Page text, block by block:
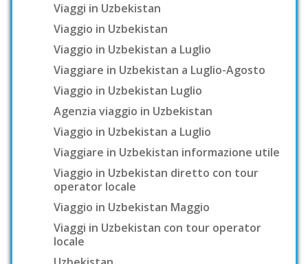
Viaggi in Uzbekistan
Viaggio in Uzbekistan
Viaggio in Uzbekistan a Luglio
Viaggiare in Uzbekistan a Luglio-Agosto
Viaggio in Uzbekistan Luglio
Agenzia viaggio in Uzbekistan
Viaggio in Uzbekistan a Luglio
Viaggiare in Uzbekistan informazione utile
Viaggio in Uzbekistan diretto con tour
operator locale
Viaggio in Uzbekistan Maggio
Viaggi in Uzbekistan con tour operator
locale